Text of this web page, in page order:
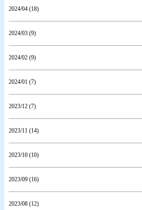
2024/04 (18)
2024/03 (9)
2024/02 (9)
2024/01 (7)
2023/12 (7)
2023/11 (14)
2023/10 (10)
2023/09 (16)
2023/08 (12)